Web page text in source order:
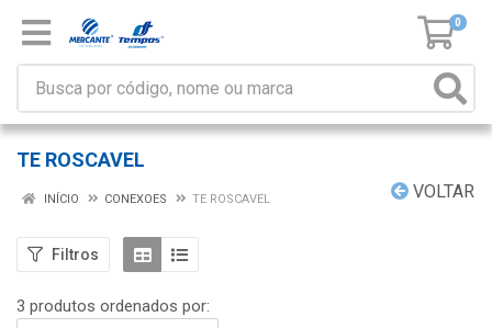
0
TE ROSCAVEL
VOLTAR
INÍCIO CONEXOES TE ROSCAVEL
Filtros
3 produtos ordenados por: